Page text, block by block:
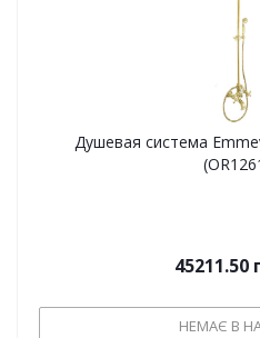
Душевая система
45211.50
НЕМАЄ В